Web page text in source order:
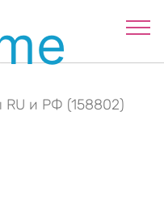
и РФ (158802)